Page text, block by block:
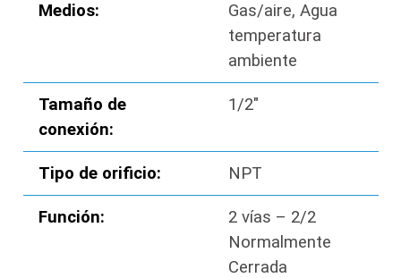
Medios:
Gas/aire, Agua
temperatura
ambiente
Tamaño de
conexión:
1/2″
Tipo de orificio: NPT
Función:
2 vías – 2/2
Normalmente
Cerrada